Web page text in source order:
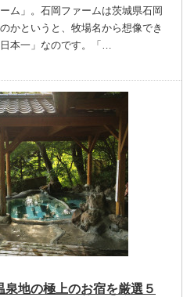
ム」。石岡ファームは茨城県石岡
かというと、牧場名から想像でき
本一」なのです。「…
地の極上のお宿を厳選５